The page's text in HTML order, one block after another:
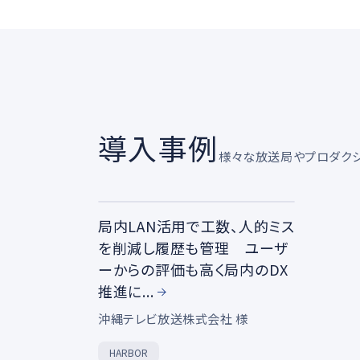
導入事例様々な放送局やプロダク
局内LAN活用で工数、人的ミス
を削減し履歴も管理 ユーザ
ーからの評価も高く局内のDX
推進に...
沖縄テレビ放送株式会社 様
HARBOR